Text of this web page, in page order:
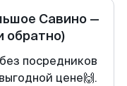
Савино —
обратно)
посредников
цене🙌.